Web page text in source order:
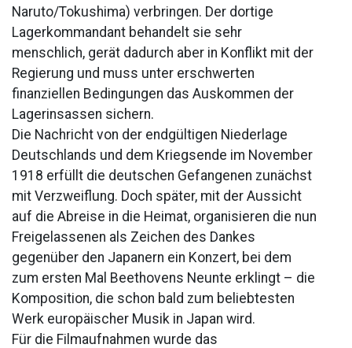
Naruto/Tokushima) verbringen. Der dortige
Lagerkommandant behandelt sie sehr
menschlich, gerät dadurch aber in Konflikt mit der
Regierung und muss unter erschwerten
finanziellen Bedingungen das Auskommen der
Lagerinsassen sichern.
Die Nachricht von der endgültigen Niederlage
Deutschlands und dem Kriegsende im November
1918 erfüllt die deutschen Gefangenen zunächst
mit Verzweiflung. Doch später, mit der Aussicht
auf die Abreise in die Heimat, organisieren die nun
Freigelassenen als Zeichen des Dankes
gegenüber den Japanern ein Konzert, bei dem
zum ersten Mal Beethovens Neunte erklingt – die
Komposition, die schon bald zum beliebtesten
Werk europäischer Musik in Japan wird.
Für die Filmaufnahmen wurde das